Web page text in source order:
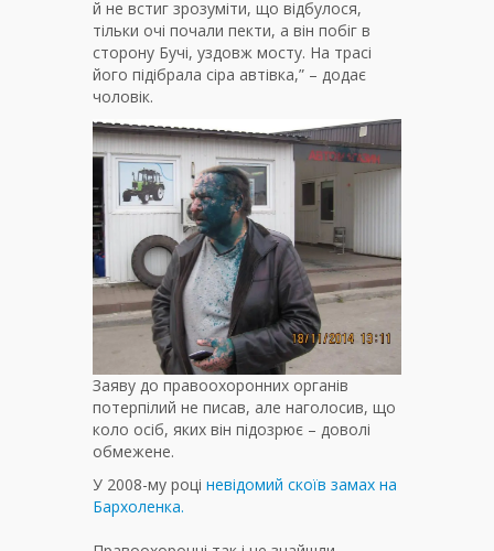
й не встиг зрозуміти, що відбулося,
тільки очі почали пекти, а він побіг в
сторону Бучі, уздовж мосту. На трасі
його підібрала сіра автівка,” – додає
чоловік.
Заяву до правоохоронних органів
потерпілий не писав, але наголосив, що
коло осіб, яких він підозрює – доволі
обмежене.
У 2008-му році невідомий скоїв замах на
Бархоленка.